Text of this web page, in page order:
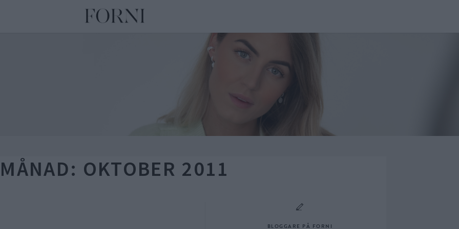
MÅNAD: OKTOBER 2011
BLOGGARE PÅ FORNI